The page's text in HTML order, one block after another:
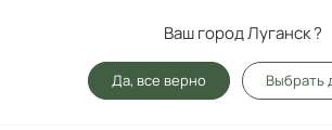
Ваш город Луганск ?
Да, все верно Выбрать